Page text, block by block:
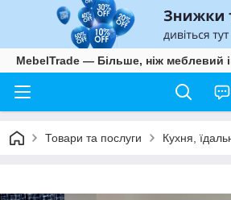
MebelTrade — Більше, ніж меблевий
Товари та послуги Кухня,